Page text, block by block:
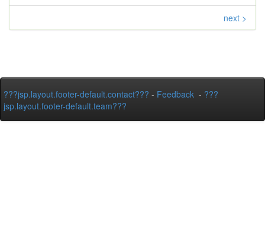
next >
???jsp.layout.footer-default.contact??? - Feedback - ???
jsp.layout.footer-default.team???